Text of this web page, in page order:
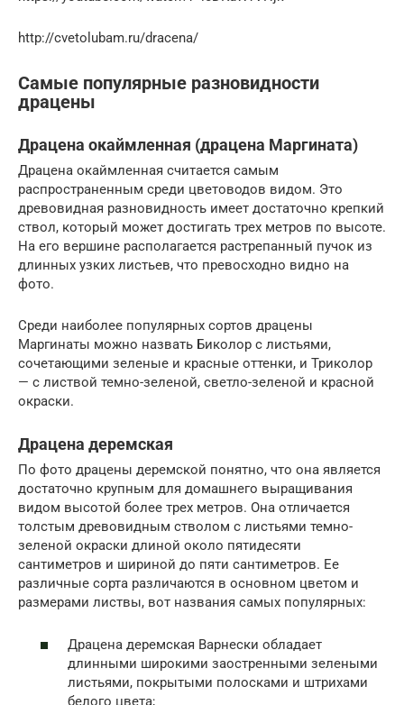
http://cvetolubam.ru/dracena/
Самые популярные разновидности
драцены
Драцена окаймленная (драцена Маргината)
Драцена окаймленная считается самым
распространенным среди цветоводов видом. Это
древовидная разновидность имеет достаточно крепкий
ствол, который может достигать трех метров по высоте.
На его вершине располагается растрепанный пучок из
длинных узких листьев, что превосходно видно на
фото.
Среди наиболее популярных сортов драцены
Маргинаты можно назвать Биколор с листьями,
сочетающими зеленые и красные оттенки, и Триколор
— с листвой темно-зеленой, светло-зеленой и красной
окраски.
Драцена деремская
По фото драцены деремской понятно, что она является
достаточно крупным для домашнего выращивания
видом высотой более трех метров. Она отличается
толстым древовидным стволом с листьями темно-
зеленой окраски длиной около пятидесяти
сантиметров и шириной до пяти сантиметров. Ее
различные сорта различаются в основном цветом и
размерами листвы, вот названия самых популярных:
Драцена деремская Варнески обладает
длинными широкими заостренными зелеными
листьями, покрытыми полосками и штрихами
белого цвета;